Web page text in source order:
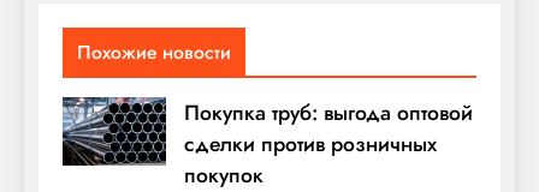
Похожие новости
Покупка труб: выгода оптовой
сделки против розничных
покупок